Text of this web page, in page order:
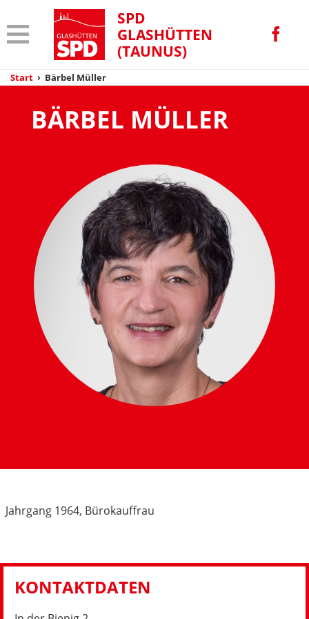
SPD
GLASHÜTTEN
(TAUNUS)
Start › Bärbel Müller
BÄRBEL MÜLLER
Jahrgang 1964, Bürokauffrau
KONTAKTDATEN